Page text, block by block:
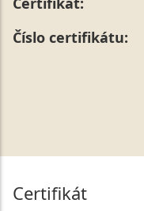
Číslo certifikátu:
Certifikát